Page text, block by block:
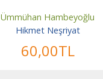
Ümmühan Hambeyoğlu
Hikmet Neşriyat
60,00TL